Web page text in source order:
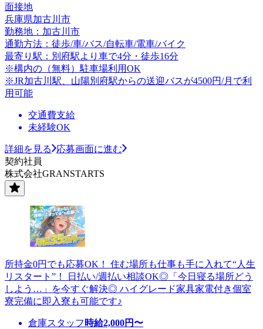
面接地
兵庫県加古川市
勤務地：加古川市
通勤方法：徒歩/車/バス/自転車/電車/バイク
最寄り駅：別府駅より車で4分・徒歩16分
※構内の（無料）駐車場利用OK
※JR加古川駅、山陽別府駅からの送迎バスが4500円/月で利
用可能
交通費支給
未経験OK
詳細を見る
応募画面に進む
契約社員
株式会社GRANSTARTS
所持金0円でも応募OK！ 住む場所も仕事も手に入れて“人生
リスタート”！ 日払い/週払い相談OK◎「今日寝る場所どう
しよう…」を今すぐ解決◎ ハイグレード家具家電付き個室
寮完備に即入寮も可能です♪
倉庫スタッフ 時給2,000円〜